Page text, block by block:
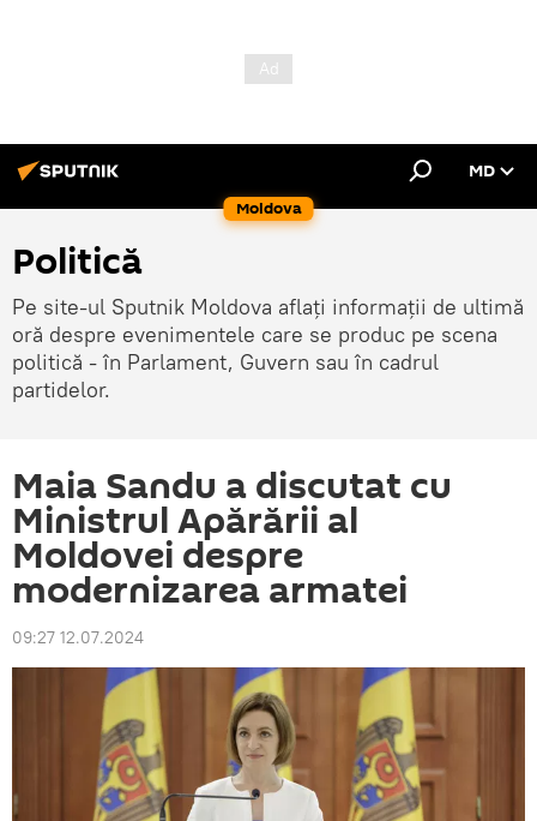
Moldova
MD
Politică
Pe site-ul Sputnik Moldova aflați informații de ultimă
oră despre evenimentele care se produc pe scena
politică - în Parlament, Guvern sau în cadrul
partidelor.
Maia Sandu a discutat cu
Ministrul Apărării al
Moldovei despre
modernizarea armatei
09:27 12.07.2024